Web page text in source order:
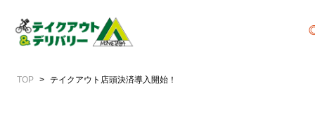
TOP テイクアウト店頭決済導入開始！